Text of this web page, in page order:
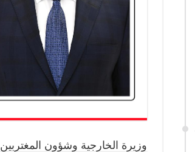
وزيرة الخارجية وشؤون المغتربين